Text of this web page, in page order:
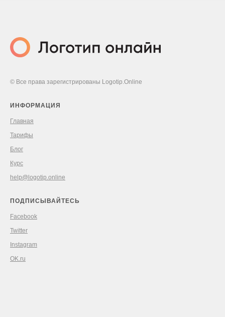
© Все права зарегистрированы Logotip.Online
ИНФОРМАЦИЯ
Главная
Тарифы
Блог
Курс
help@logotip.online
ПОДПИСЫВАЙТЕСЬ
Facebook
Twitter
Instagram
OK.ru